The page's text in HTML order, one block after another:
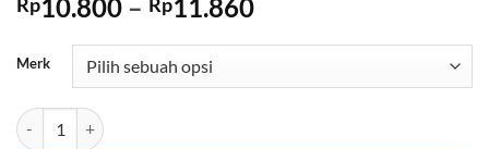
10.800 – 11.860
hingga
Merk
Kuantitas Kabel-Tali-Kawat Kilometer-Speedometer-Spidometer-